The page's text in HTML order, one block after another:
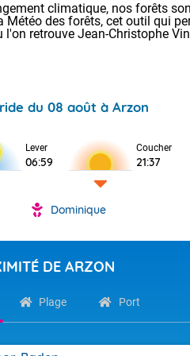
sensible,
Tendance
climatique, nos forêts
Météo des forêts, cet outil qui
l'on retrouve Jean-Christophe
du 08 août à Arzon
Lever
06:59
Coucher
21:37
Dominique
DE ARZON
Plage Port
Voici les
: 34 Lyon :
Rennes : 33
s'étendent
France,
installées